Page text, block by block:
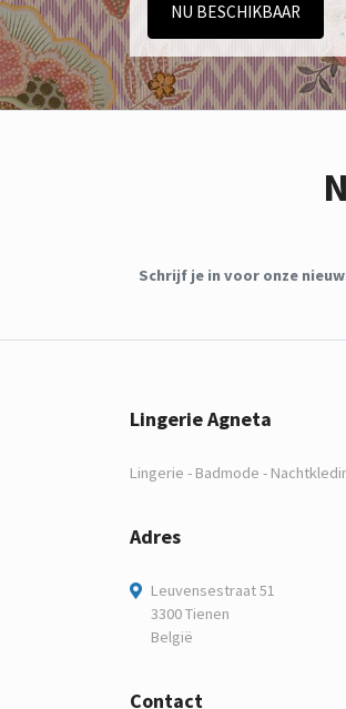
NU BESCHIKBAAR
Schrijf je in voor onze
Lingerie Agneta
Lingerie - Badmode -
Adres
Leuvensestraat 51
3300 Tienen
België
Contact